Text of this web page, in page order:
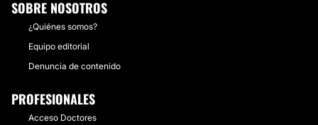
SOBRE NOSOTROS
¿Quiénes somos?
Equipo editorial
Denuncia de contenido
PROFESIONALES
Acceso Doctores